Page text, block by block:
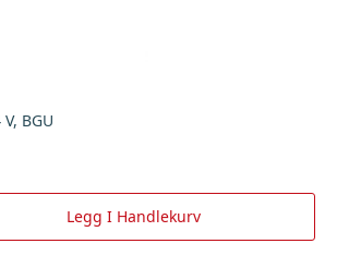
BGU
Legg I Handlekurv